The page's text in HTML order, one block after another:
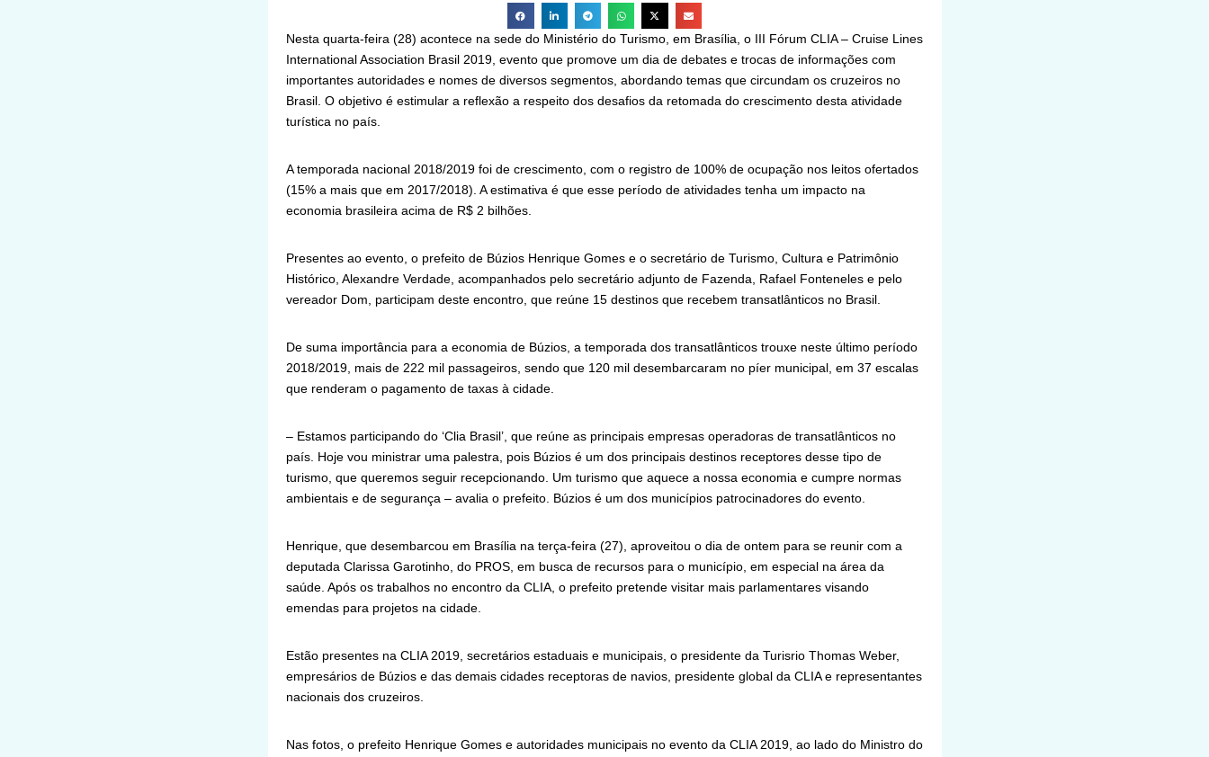
Nesta quarta-feira (28) acontece na sede do Ministério do Turismo, em Brasília, o III Fórum CLIA – Cruise Lines
International Association Brasil 2019, evento que promove um dia de debates e trocas de informações com
importantes autoridades e nomes de diversos segmentos, abordando temas que circundam os cruzeiros no
Brasil. O objetivo é estimular a reflexão a respeito dos desafios da retomada do crescimento desta atividade
turística no país.
A temporada nacional 2018/2019 foi de crescimento, com o registro de 100% de ocupação nos leitos ofertados
(15% a mais que em 2017/2018). A estimativa é que esse período de atividades tenha um impacto na
economia brasileira acima de R$ 2 bilhões.
Presentes ao evento, o prefeito de Búzios Henrique Gomes e o secretário de Turismo, Cultura e Patrimônio
Histórico, Alexandre Verdade, acompanhados pelo secretário adjunto de Fazenda, Rafael Fonteneles e pelo
vereador Dom, participam deste encontro, que reúne 15 destinos que recebem transatlânticos no Brasil.
De suma importância para a economia de Búzios, a temporada dos transatlânticos trouxe neste último período
2018/2019, mais de 222 mil passageiros, sendo que 120 mil desembarcaram no píer municipal, em 37 escalas
que renderam o pagamento de taxas à cidade.
– Estamos participando do ‘Clia Brasil’, que reúne as principais empresas operadoras de transatlânticos no
país. Hoje vou ministrar uma palestra, pois Búzios é um dos principais destinos receptores desse tipo de
turismo, que queremos seguir recepcionando. Um turismo que aquece a nossa economia e cumpre normas
ambientais e de segurança – avalia o prefeito. Búzios é um dos municípios patrocinadores do evento.
Henrique, que desembarcou em Brasília na terça-feira (27), aproveitou o dia de ontem para se reunir com a
deputada Clarissa Garotinho, do PROS, em busca de recursos para o município, em especial na área da
saúde. Após os trabalhos no encontro da CLIA, o prefeito pretende visitar mais parlamentares visando
emendas para projetos na cidade.
Estão presentes na CLIA 2019, secretários estaduais e municipais, o presidente da Turisrio Thomas Weber,
empresários de Búzios e das demais cidades receptoras de navios, presidente global da CLIA e representantes
nacionais dos cruzeiros.
Nas fotos, o prefeito Henrique Gomes e autoridades municipais no evento da CLIA 2019, ao lado do Ministro do